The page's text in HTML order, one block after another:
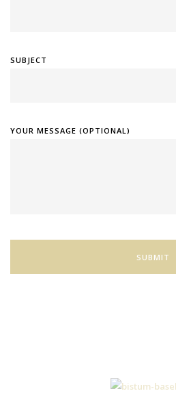
SUBJECT
YOUR MESSAGE (OPTIONAL)